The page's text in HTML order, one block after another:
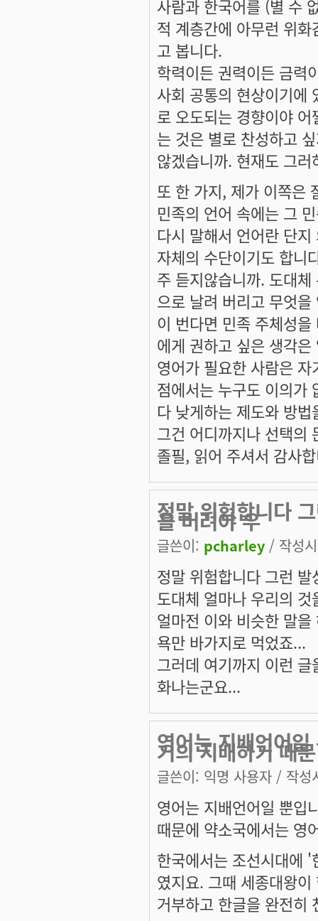
사람과 한국어를 (별 수
적 계층간에 아무런 위
고 봅니다.
학력이든 권력이든 금력
사회 공통의 현상이기에
로 오도되는 경향이야
는 것은 별로 찬성하고
않겠습니까. 현재도 그러
또 한 가지, 제가 이쪽은
민족의 언어 속에는 그
다시 말해서 언어란 단
자체의 수단이기도 합니
주 듣지않습니까. 도대
으로 날려 버리고 무엇
이 번다면 민족 주체성
에게 권하고 싶은 생각은
영어가 필요한 사람은
점에서는 누구도 이의가
다 낮게하는 제도와 방
그건 어디까지나 선택의
졸필, 읽어 주셔서 감사
정말 위험합니다
을 버려야 우
글쓴이: pcharley / 작성
정말 위험합니다 그런 발
도대체 얼마나 우리의
얼마전 이와 비슷한 말
욕만 바가지로 먹었죠...
그러데 여기까지 이런
화나는군요...
영어는 지배언어
거의 지배하기 때문
글쓴이: 익명 사용자 / 작성
영어는 지배언어일 뿐입
때문에 약소국에서는 영
한국에서는 조선시대에
였지요. 그때 세종대왕
거부하고 한글을 완전히